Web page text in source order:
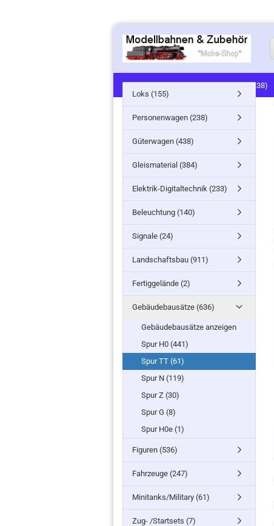
LOKS (155) PERSONENWAGEN (238)
Loks (155)
Personenwagen (238)
Güterwagen (438)
Gleismaterial (384)
Elektrik-Digitaltechnik (233)
Beleuchtung (140)
Signale (24)
Landschaftsbau (911)
Fertiggelände (2)
Gebäudebausätze (636)
Gebäudebausätze anzeigen
Spur H0 (441)
Spur TT (61)
Spur N (119)
Spur Z (30)
Spur G (8)
Spur H0e (1)
Figuren (536)
Fahrzeuge (247)
Minitanks/Military (61)
Zug- /Startsets (7)